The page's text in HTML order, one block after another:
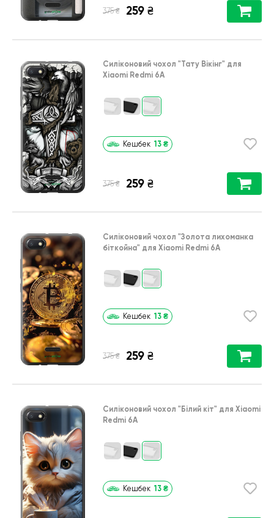
375 ₴ 259 ₴
Силіконовий чохол "Тату Вікінг" для
Xiaomi Redmi 6A
Кешбек 13 ₴
375 ₴ 259 ₴
Силіконовий чохол "Золота лихоманка
біткойна" для Xiaomi Redmi 6A
Кешбек 13 ₴
375 ₴ 259 ₴
Силіконовий чохол "Білий кіт" для Xiaomi
Redmi 6A
Кешбек 13 ₴